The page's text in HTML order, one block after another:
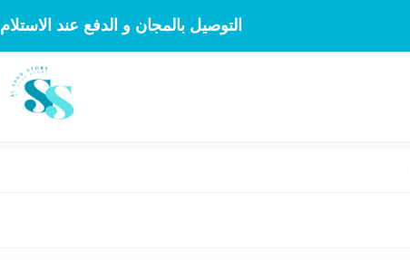
التوصيل بالمجان و الدفع عند الاستلام